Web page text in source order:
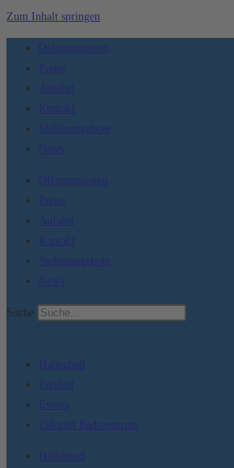
Zum Inhalt springen
Öffnungszeiten
Preise
Anfahrt
Kontakt
Stellenangebote
News
Öffnungszeiten
Preise
Anfahrt
Kontakt
Stellenangebote
News
Suche
Hallenbad
Freibad
Events
Zukunft Badezentrum
Hallenbad